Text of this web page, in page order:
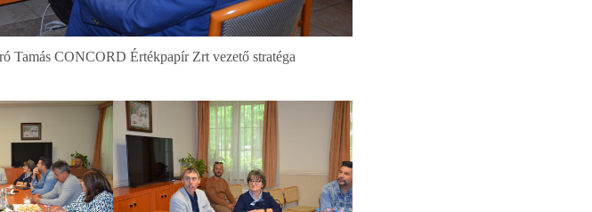
Tamás CONCORD Értékpapír Zrt vezető stratéga